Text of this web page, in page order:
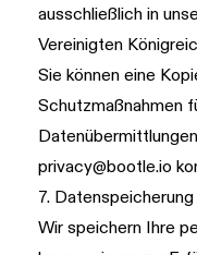
ausschließlich in
Vereinigten
Sie können eine
Schutzmaßnahmen
privacy@bootle.io
7. Datenspeicherung
Wir speichern Ihre